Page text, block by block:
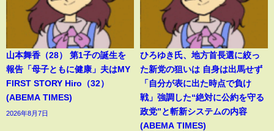
山本舞香（28） 第1子の誕生を
報告「母子ともに健康」夫はMY
FIRST STORY Hiro（32）
(ABEMA TIMES)
2026年8月7日
ひろゆき氏、地方首長選に絞っ
た新党の狙いは 自身は出馬せず
「自分が表に出た時点で負け
戦」強調した“絶対に公約を守る
政党”と斬新システムの内容
(ABEMA TIMES)